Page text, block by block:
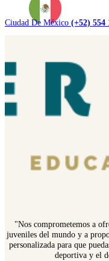
Ciudad De México (+52) 554
"Nos comprometemos a
juveniles del mundo y a
personalizada para que
deportiva y el